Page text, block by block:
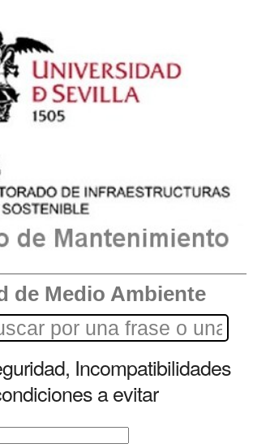
de Medio Ambiente
Incompatibilidades
a evitar